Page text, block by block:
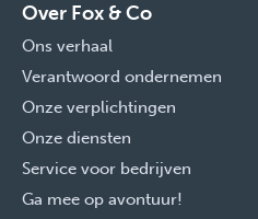
Over Fox & Co
Ons verhaal
Verantwoord ondernemen
Onze verplichtingen
Onze diensten
Service voor bedrijven
Ga mee op avontuur!